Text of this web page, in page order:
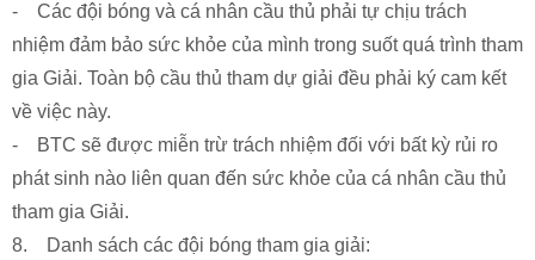
- Các đội bóng và cá nhân cầu thủ phải tự chịu trách
nhiệm đảm bảo sức khỏe của mình trong suốt quá trình tham
gia Giải. Toàn bộ cầu thủ tham dự giải đều phải ký cam kết
về việc này.
- BTC sẽ được miễn trừ trách nhiệm đối với bất kỳ rủi ro
phát sinh nào liên quan đến sức khỏe của cá nhân cầu thủ
tham gia Giải.
8. Danh sách các đội bóng tham gia giải: